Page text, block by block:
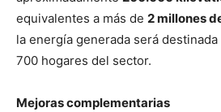
equivalentes a más de 2 millones
la energía generada será
700 hogares del sector.
Mejoras complementarias